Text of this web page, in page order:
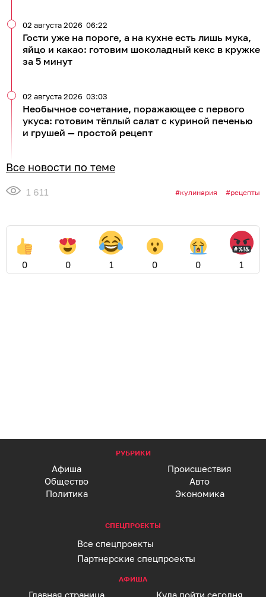
Гости уже на пороге, а на кухне есть лишь мука,
яйцо и какао: готовим шоколадный кекс в кружке
за 5 минут
02 августа 2026 06:22
Необычное сочетание, поражающее с первого
укуса: готовим тёплый салат с куриной печенью
и грушей — простой рецепт
02 августа 2026 03:03
Все новости по теме
1 611 кулинария рецепты
0 0 1 0 0 1
РУБРИКИ
Афиша
Происшествия
Общество
Авто
Политика
Экономика
СПЕЦПРОЕКТЫ
Все спецпроекты
Партнерские спецпроекты
АФИША
Главная страница Куда пойти сегодня